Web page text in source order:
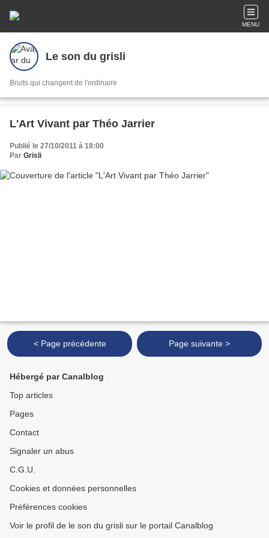
MENU
Le son du grisli
Bruits qui changent de l'ordinaire
L'Art Vivant par Théo Jarrier
Publié le 27/10/2011 à 18:00
Par Grisli
< Page précédente Page suivante >
Hébergé par Canalblog
Top articles
Pages
Contact
Signaler un abus
C.G.U.
Cookies et données personnelles
Préférences cookies
Voir le profil de le son du grisli sur le portail Canalblog